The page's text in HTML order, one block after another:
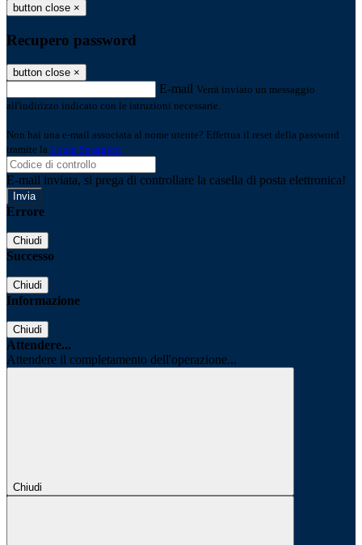
button close ×
Recupero password
button close ×
E-mail Verrà inviato un messaggio
all'indirizzo indicato con le istruzioni necessarie.
Non hai una e-mail associata al nome utente? Effettua il reset della password
tramite la Login Spaggiari
E-mail inviata, si prega di controllare la casella di posta elettronica!
Errore
Chiudi
Successo
Chiudi
Informazione
Chiudi
Attendere...
Attendere il completamento dell'operazione...
Chiudi